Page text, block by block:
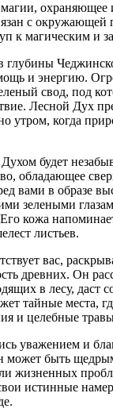
охраняющее
с
к магическим и
глубины
и энергию.
свод, под
Лесной Дух
утром, когда
будет
обладающее
вами в образе
зелеными
кожа
листьев.
вас,
древних. Он
в лесу, даст
тайные места,
и целебные
уважением и
быть
жизненных
истинные